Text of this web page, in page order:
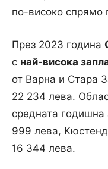
по-високо спрямо
През 2023 година
с най-висока
от Варна и Стара
22 234 лева.
средната годишна
999 лева,
16 344 лева.